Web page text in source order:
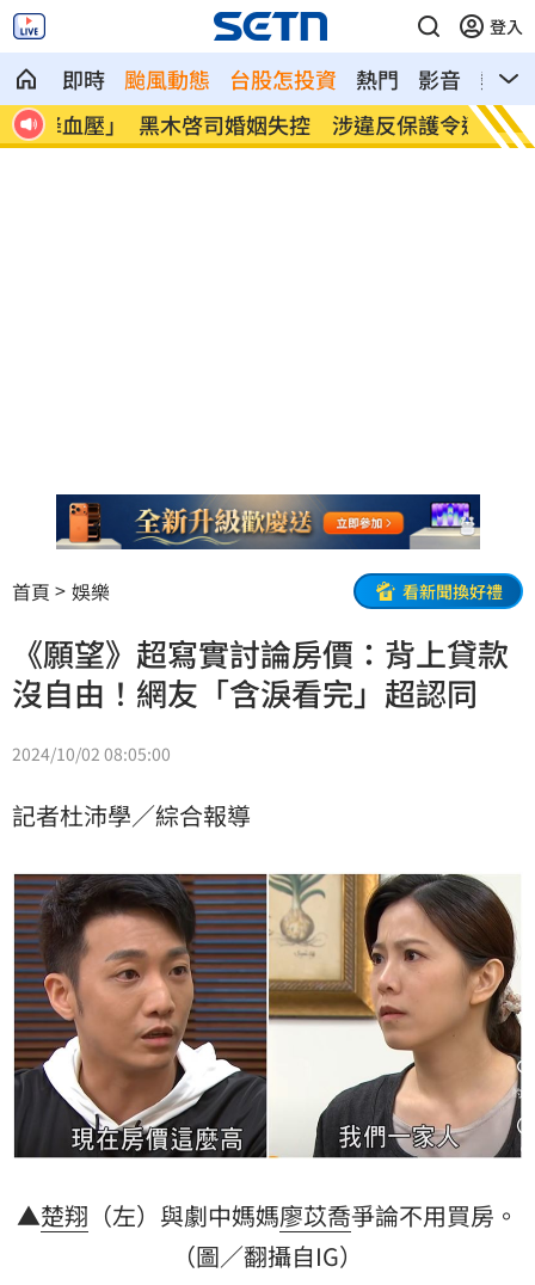
登入
即時 颱風動態 台股怎投資 熱門 影音
熱搜
」 黑木啓司婚姻失控 涉違反保護令遭逮 嫌軍
首頁 娛樂 看新聞換好禮
《願望》超寫實討論房價：背上貸款
沒自由！網友「含淚看完」超認同
2024/10/02 08:05:00
記者杜沛學／綜合報導
▲楚翔 （左）與劇中媽媽廖苡喬爭論不用買房。
（圖／翻攝自IG）